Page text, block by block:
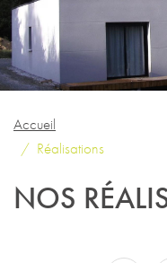
Accueil
Réalisations
NOS